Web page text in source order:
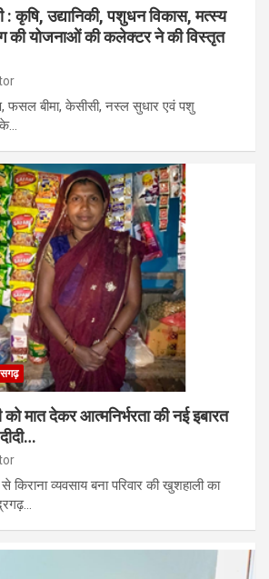
: कृषि, उद्यानिकी, पशुधन विकास, मत्स्य
की योजनाओं की कलेक्टर ने की विस्तृत
फसल बीमा, केसीसी, नस्ल सुधार एवं पशु
मात देकर आत्मनिर्भरता की नई इबारत
व्यवसाय बना परिवार की खुशहाली का